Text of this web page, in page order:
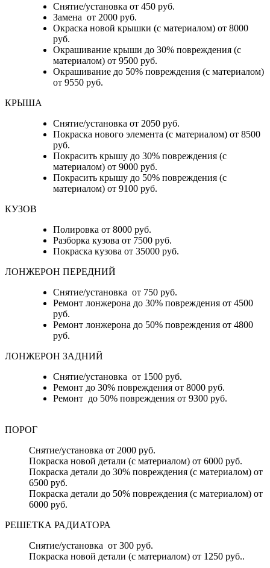
Снятие/установка от 450 руб.
Замена от 2000 руб.
Окраска новой крышки (с материалом) от 8000
руб.
Окрашивание крыши до 30% повреждения (с
материалом) от 9500 руб.
Окрашивание до 50% повреждения (с материалом)
от 9550 руб.
КРЫША
Снятие/установка от 2050 руб.
Покраска нового элемента (с материалом) от 8500
руб.
Покрасить крышу до 30% повреждения (с
материалом) от 9000 руб.
Покрасить крышу до 50% повреждения (с
материалом) от 9100 руб.
КУЗОВ
Полировка от 8000 руб.
Разборка кузова от 7500 руб.
Покраска кузова от 35000 руб.
ЛОНЖЕРОН ПЕРЕДНИЙ
Снятие/установка от 750 руб.
Ремонт лонжерона до 30% повреждения от 4500
руб.
Ремонт лонжерона до 50% повреждения от 4800
руб.
ЛОНЖЕРОН ЗАДНИЙ
Снятие/установка от 1500 руб.
Ремонт до 30% повреждения от 8000 руб.
Ремонт до 50% повреждения от 9300 руб.
ПОРОГ
Снятие/установка от 2000 руб.
Покраска новой детали (с материалом) от 6000 руб.
Покраска детали до 30% повреждения (с материалом) от
6500 руб.
Покраска детали до 50% повреждения (с материалом) от
6000 руб.
РЕШЕТКА РАДИАТОРА
Снятие/установка от 300 руб.
Покраска новой детали (с материалом) от 1250 руб..